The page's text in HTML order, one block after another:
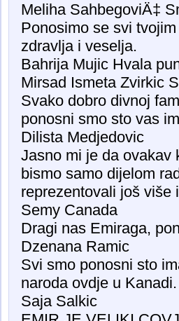
Meliha SahbegoviÄ‡
Ponosimo se svi
zdravlja i veselja.
Bahrija Mujic Hvala
Mirsad Ismeta Zvirkic
Svako dobro divnoj
ponosni smo sto vas
Dilista Medjedovic
Jasno mi je da
bismo samo dijelom
reprezentovali još više
Semy Canada
Dragi nas Emiraga,
Dzenana Ramic
Svi smo ponosni sto
naroda ovdje u
Saja Salkic